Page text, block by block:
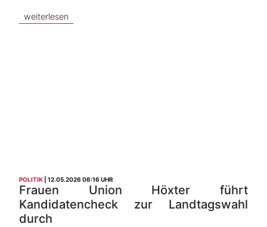
weiterlesen
POLITIK 12.05.2026 06:16 UHR
Frauen Union Höxter führt
Kandidatencheck zur Landtagswahl
durch